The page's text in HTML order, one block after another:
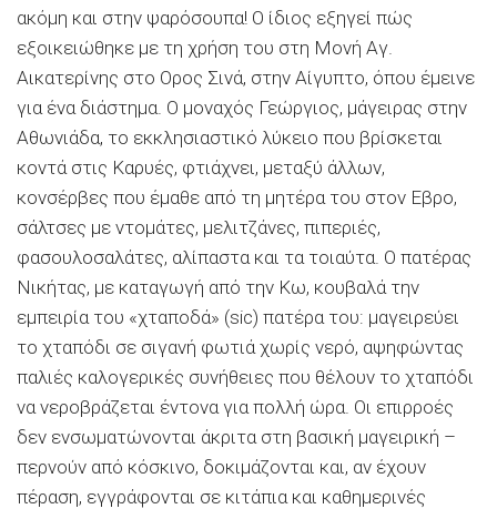
ακόμη και στην ψαρόσουπα! Ο ίδιος εξηγεί πώς
εξοικειώθηκε με τη χρήση του στη Μονή Αγ.
Αικατερίνης στο Ορος Σινά, στην Αίγυπτο, όπου έμεινε
για ένα διάστημα. Ο μοναχός Γεώργιος, μάγειρας στην
Αθωνιάδα, το εκκλησιαστικό λύκειο που βρίσκεται
κοντά στις Καρυές, φτιάχνει, μεταξύ άλλων,
κονσέρβες που έμαθε από τη μητέρα του στον Εβρο,
σάλτσες με ντομάτες, μελιτζάνες, πιπεριές,
φασουλοσαλάτες, αλίπαστα και τα τοιαύτα. Ο πατέρας
Νικήτας, με καταγωγή από την Κω, κουβαλά την
εμπειρία του «χταποδά» (sic) πατέρα του: μαγειρεύει
το χταπόδι σε σιγανή φωτιά χωρίς νερό, αψηφώντας
παλιές καλογερικές συνήθειες που θέλουν το χταπόδι
να νεροβράζεται έντονα για πολλή ώρα. Οι επιρροές
δεν ενσωματώνονται άκριτα στη βασική μαγειρική –
περνούν από κόσκινο, δοκιμάζονται και, αν έχουν
πέραση, εγγράφονται σε κιτάπια και καθημερινές